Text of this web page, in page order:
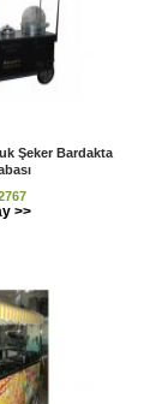
Şeker Bardakta
>>